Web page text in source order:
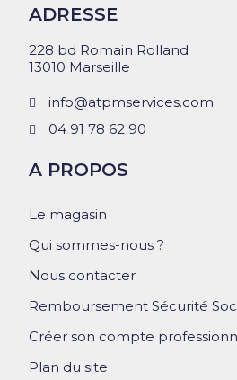
ADRESSE
228 bd Romain Rolland
13010 Marseille
info@atpmservices.com
04 91 78 62 90
A PROPOS
Le magasin
Qui sommes-nous ?
Nous contacter
Remboursement Sécurité
Créer son compte
Plan du site